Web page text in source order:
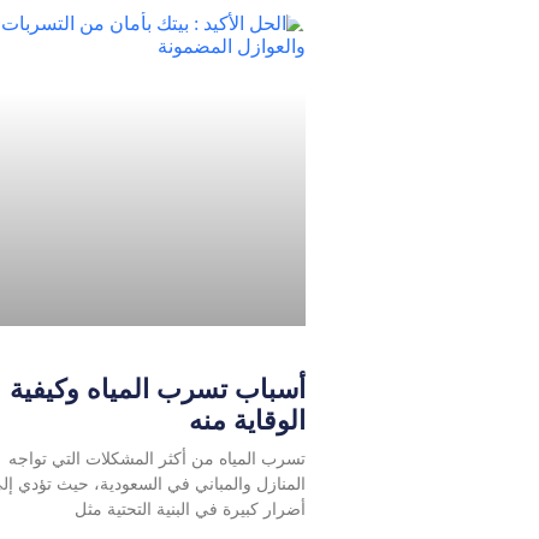
أسباب تسرب المياه وكيفية
الوقاية منه
تسرب المياه من أكثر المشكلات التي تواجه
المنازل والمباني في السعودية، حيث تؤدي
أضرار كبيرة في البنية التحتية مثل